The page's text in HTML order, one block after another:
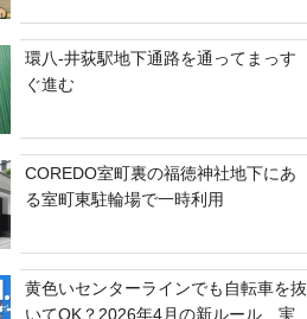
環八-井荻駅地下通路を通ってまっす
ぐ進む
COREDO室町裏の福徳神社地下にあ
る室町東駐輪場で一時利用
黄色いセンターラインでも自転車を抜
いてOK？2026年4月の新ルール、実